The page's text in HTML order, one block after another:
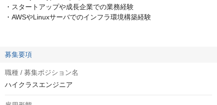
・スタートアップや成長企業での業務経験
・AWSやLinuxサーバでのインフラ環境構築経験
募集要項
職種 / 募集ポジション名
ハイクラスエンジニア